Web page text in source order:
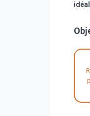
idéal